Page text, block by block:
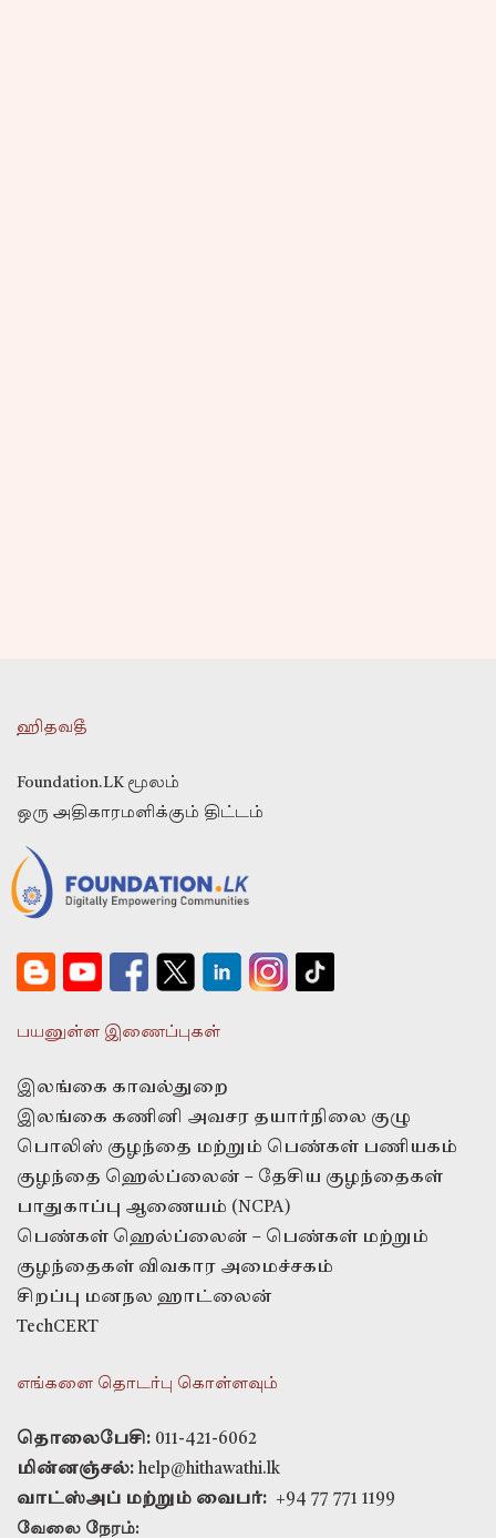
ஹிதவதீ
Foundation.LK மூலம்
ஒரு அதிகாரமளிக்கும் திட்டம்
பயனுள்ள இணைப்புகள்
இலங்கை காவல்துறை
இலங்கை கணினி அவசர தயார்நிலை குழு
பொலிஸ் குழந்தை மற்றும் பெண்கள் பணியகம்
குழந்தை ஹெல்ப்லைன் – தேசிய குழந்தைகள்
பாதுகாப்பு ஆணையம் (NCPA)
பெண்கள் ஹெல்ப்லைன் – பெண்கள் மற்றும்
குழந்தைகள் விவகார அமைச்சகம்
சிறப்பு மனநல ஹாட்லைன்
TechCERT
எங்களை தொடர்பு கொள்ளவும்
தொலைபேசி: 011-421-6062
மின்னஞ்சல்: help@hithawathi.lk
வாட்ஸ்அப் மற்றும் வைபர்: +94 77 771 1199
வேலை நேரம்: